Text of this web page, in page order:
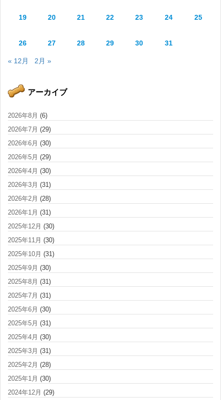
19 20 21 22 23 24 25
26 27 28 29 30 31
« 12月 2月 »
アーカイブ
2026年8月 (6)
2026年7月 (29)
2026年6月 (30)
2026年5月 (29)
2026年4月 (30)
2026年3月 (31)
2026年2月 (28)
2026年1月 (31)
2025年12月 (30)
2025年11月 (30)
2025年10月 (31)
2025年9月 (30)
2025年8月 (31)
2025年7月 (31)
2025年6月 (30)
2025年5月 (31)
2025年4月 (30)
2025年3月 (31)
2025年2月 (28)
2025年1月 (30)
2024年12月 (29)